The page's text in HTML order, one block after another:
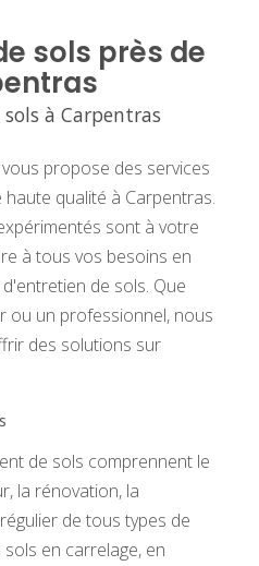
sols près de
à Carpentras
propose des services
qualité à Carpentras.
sont à votre
à tous vos besoins en
de sols. Que
ou un professionnel, nous
des solutions sur
de sols comprennent le
la rénovation, la
de tous types de
en carrelage, en